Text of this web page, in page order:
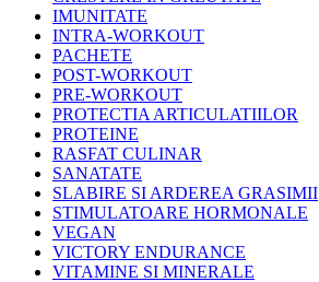
IMUNITATE
INTRA-WORKOUT
PACHETE
POST-WORKOUT
PRE-WORKOUT
PROTECTIA ARTICULATIILOR
PROTEINE
RASFAT CULINAR
SANATATE
SLABIRE SI ARDEREA GRASIMII
STIMULATOARE HORMONALE
VEGAN
VICTORY ENDURANCE
VITAMINE SI MINERALE